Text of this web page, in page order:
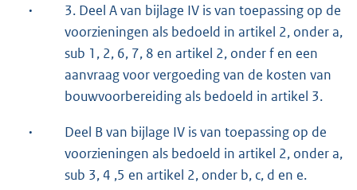
·
3. Deel A van bijlage IV is van toepassing op de
voorzieningen als bedoeld in artikel 2, onder a,
sub 1, 2, 6, 7, 8 en artikel 2, onder f en een
aanvraag voor vergoeding van de kosten van
bouwvoorbereiding als bedoeld in artikel 3.
·
Deel B van bijlage IV is van toepassing op de
voorzieningen als bedoeld in artikel 2, onder a,
sub 3, 4 ,5 en artikel 2, onder b, c, d en e.